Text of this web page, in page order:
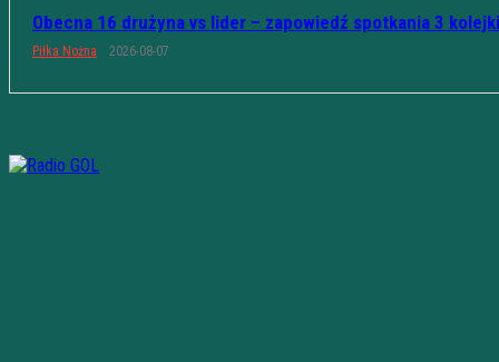
Obecna 16 drużyna vs lider – zapowiedź spotkania 3 kolejki
Piłka Nożna 2026-08-07